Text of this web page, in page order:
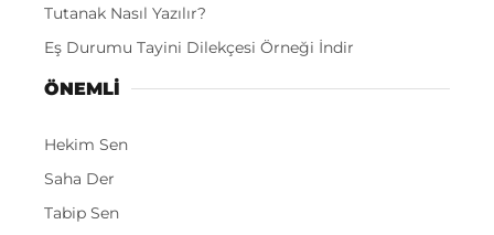
Tutanak Nasıl Yazılır?
Eş Durumu Tayini Dilekçesi Örneği İndir
ÖNEMLI
Hekim Sen
Saha Der
Tabip Sen